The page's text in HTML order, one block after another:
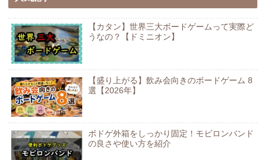
【カタン】世界三大ボードゲームって実際ど
うなの？【ドミニオン】
【盛り上がる】飲み会向きのボードゲーム 8
選【2026年】
ボドゲ外箱をしっかり固定！モビロンバンド
の良さや使い方を紹介